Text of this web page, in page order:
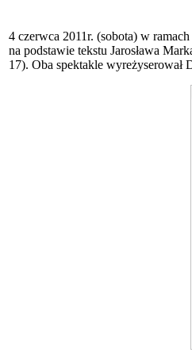
4 czerwca 2011r. (sobota) w
na podstawie tekstu Jarosława
17). Oba spektakle wyreżyserował